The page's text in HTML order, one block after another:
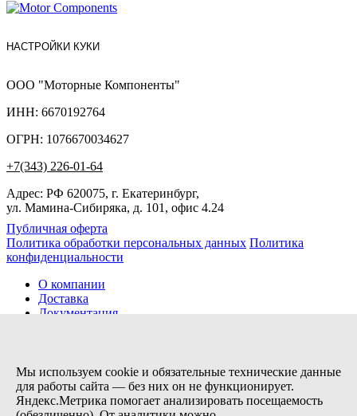
НАСТРОЙКИ КУКИ
ООО "Моторные Компоненты"
ИНН: 6670192764
ОГРН: 1076670034627
+7(343) 226-01-64
Адрес: РФ 620075, г. Екатеринбург,
ул. Мамина-Сибиряка, д. 101, офис 4.24
Публичная оферта
Политика обработки персональных данных Политика
конфиденциальности
О компании
Доставка
Документация
Контакты
Заказов сегодня / Всего
Мы используем cookie и обязательные технические данные
для работы сайта — без них он не функционирует.
Яндекс.Метрика помогает анализировать посещаемость